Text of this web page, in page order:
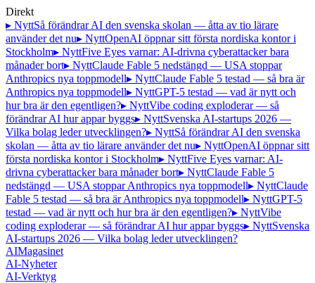
Direkt
▸ NyttSå förändrar AI den svenska skolan — åtta av tio lärare
använder det nu▸ NyttOpenAI öppnar sitt första nordiska kontor i
Stockholm▸ NyttFive Eyes varnar: AI-drivna cyberattacker bara
månader bort▸ NyttClaude Fable 5 nedstängd — USA stoppar
Anthropics nya toppmodell▸ NyttClaude Fable 5 testad — så bra är
Anthropics nya toppmodell▸ NyttGPT-5 testad — vad är nytt och
hur bra är den egentligen?▸ NyttVibe coding exploderar — så
förändrar AI hur appar byggs▸ NyttSvenska AI-startups 2026 —
Vilka bolag leder utvecklingen?▸ NyttSå förändrar AI den svenska
skolan — åtta av tio lärare använder det nu▸ NyttOpenAI öppnar sitt
första nordiska kontor i Stockholm▸ NyttFive Eyes varnar: AI-
drivna cyberattacker bara månader bort▸ NyttClaude Fable 5
nedstängd — USA stoppar Anthropics nya toppmodell▸ NyttClaude
Fable 5 testad — så bra är Anthropics nya toppmodell▸ NyttGPT-5
testad — vad är nytt och hur bra är den egentligen?▸ NyttVibe
coding exploderar — så förändrar AI hur appar byggs▸ NyttSvenska
AI-startups 2026 — Vilka bolag leder utvecklingen?
AIMagasinet
AI-Nyheter
AI-Verktyg